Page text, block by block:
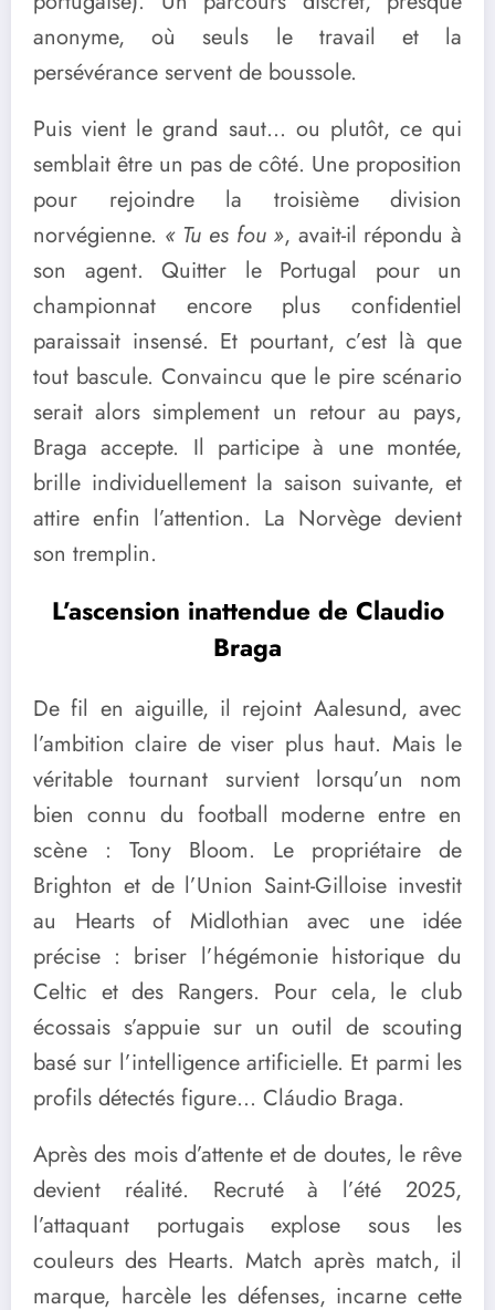
anonyme, où seuls le travail et la
persévérance servent de boussole.
Puis vient le grand saut… ou plutôt, ce qui
semblait être un pas de côté. Une proposition
pour rejoindre la troisième division
norvégienne. « Tu es fou », avait-il répondu à
son agent. Quitter le Portugal pour un
championnat encore plus confidentiel
paraissait insensé. Et pourtant, c’est là que
tout bascule. Convaincu que le pire scénario
serait alors simplement un retour au pays,
Braga accepte. Il participe à une montée,
brille individuellement la saison suivante, et
attire enfin l’attention. La Norvège devient
son tremplin.
L’ascension inattendue de Claudio
Braga
De fil en aiguille, il rejoint Aalesund, avec
l’ambition claire de viser plus haut. Mais le
véritable tournant survient lorsqu’un nom
bien connu du football moderne entre en
scène : Tony Bloom. Le propriétaire de
Brighton et de l’Union Saint-Gilloise investit
au Hearts of Midlothian avec une idée
précise : briser l’hégémonie historique du
Celtic et des Rangers. Pour cela, le club
écossais s’appuie sur un outil de scouting
basé sur l’intelligence artificielle. Et parmi les
profils détectés figure… Cláudio Braga.
Après des mois d’attente et de doutes, le rêve
devient réalité. Recruté à l’été 2025,
l’attaquant portugais explose sous les
couleurs des Hearts. Match après match, il
marque, harcèle les défenses, incarne cette